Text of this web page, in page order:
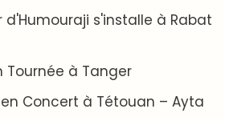
d'Humouraji s'installe à Rabat
Tournée à Tanger
Concert à Tétouan – Ayta